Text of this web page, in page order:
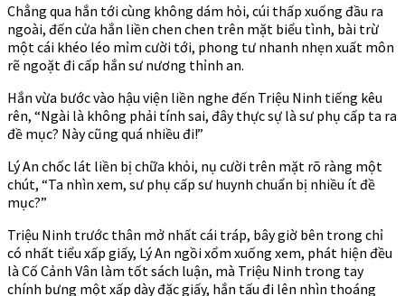
Chẳng qua hắn tới cùng không dám hỏi, cúi thấp xuống đầu ra
ngoài, đến cửa hắn liền chen chen trên mặt biểu tình, bài trừ
một cái khéo léo mỉm cười tới, phong tư nhanh nhẹn xuất môn
rẽ ngoặt đi cấp hắn sư nương thỉnh an.
Hắn vừa bước vào hậu viện liền nghe đến Triệu Ninh tiếng kêu
rên, “Ngài là không phải tính sai, đây thực sự là sư phụ cấp ta ra
đề mục? Này cũng quá nhiều đi!”
Lý An chốc lát liền bị chữa khỏi, nụ cười trên mặt rõ ràng một
chút, “Ta nhìn xem, sư phụ cấp sư huynh chuẩn bị nhiều ít đề
mục?”
Triệu Ninh trước thân mở nhất cái tráp, bây giờ bên trong chỉ
có nhất tiểu xấp giấy, Lý An ngồi xổm xuống xem, phát hiện đều
là Cố Cảnh Vân làm tốt sách luận, mà Triệu Ninh trong tay
chính bưng một xấp dày đặc giấy, hắn tấu đi lên nhìn thoáng